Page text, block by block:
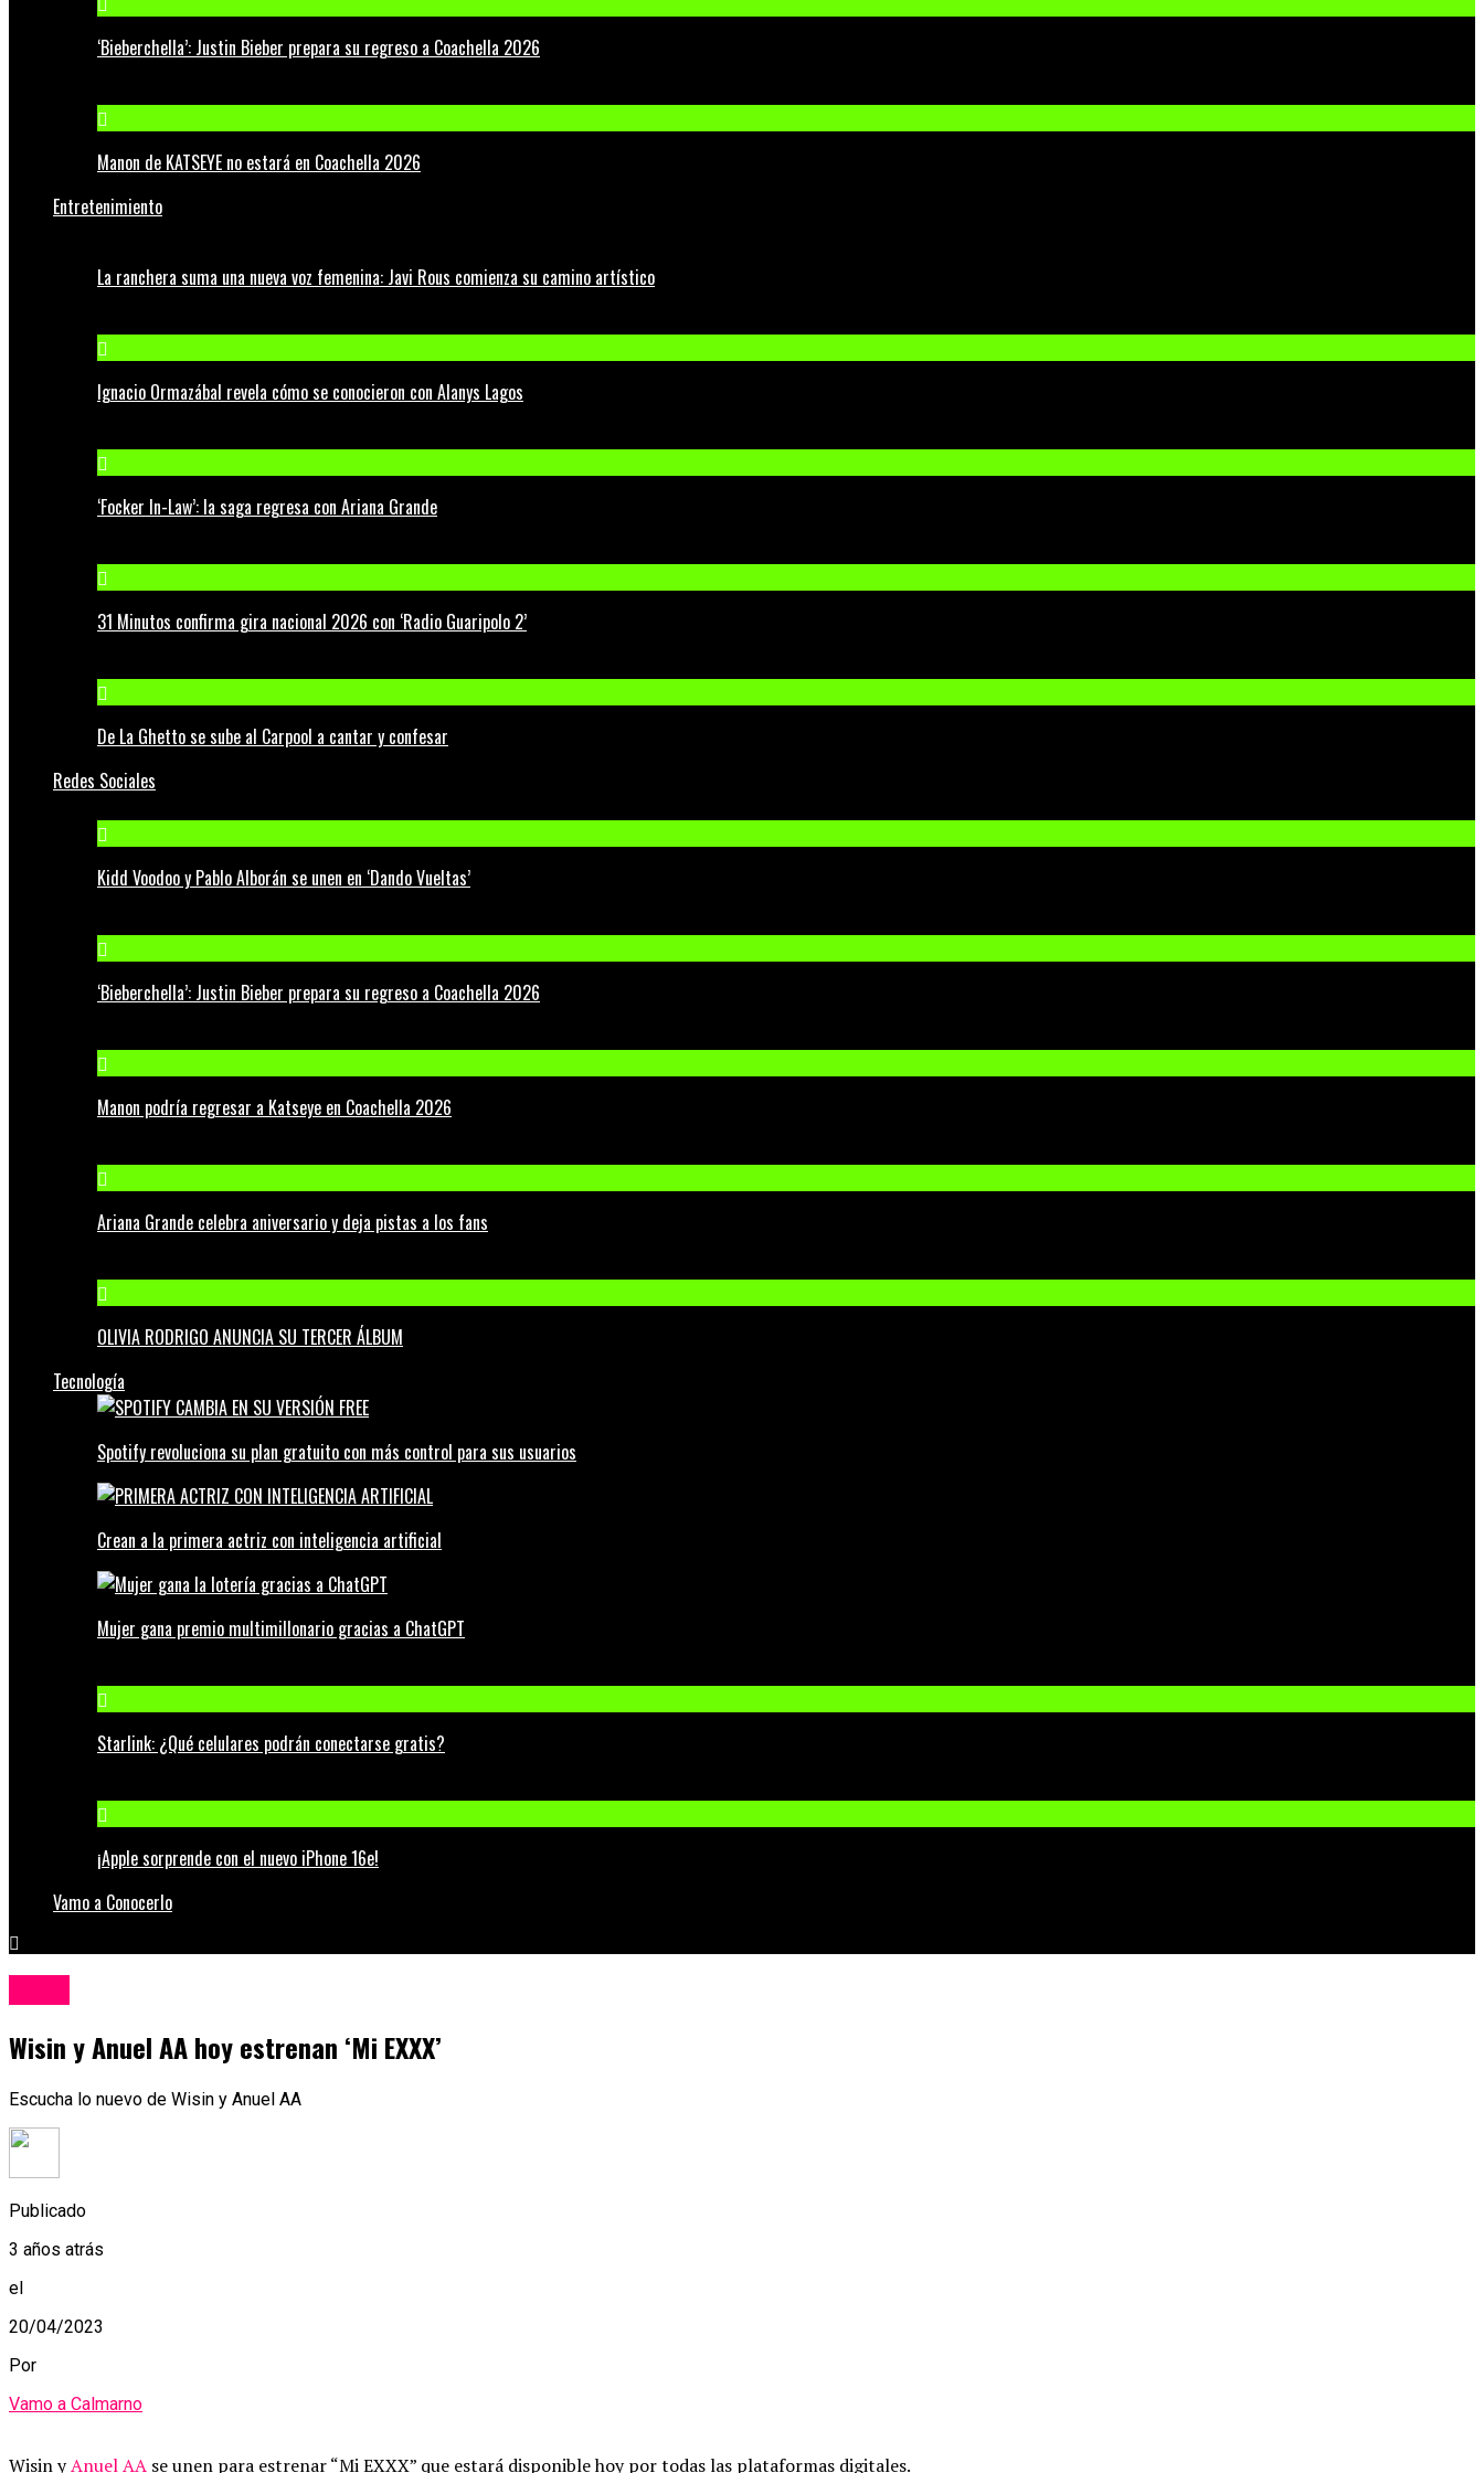
‘Bieberchella’: Justin Bieber prepara su regreso a Coachella 2026
Manon de KATSEYE no estará en Coachella 2026
Entretenimiento
La ranchera suma una nueva voz femenina: Javi Rous comienza su camino artístico
Ignacio Ormazábal revela cómo se conocieron con Alanys Lagos
‘Focker In-Law’: la saga regresa con Ariana Grande
31 Minutos confirma gira nacional 2026 con ‘Radio Guaripolo 2’
De La Ghetto se sube al Carpool a cantar y confesar
Redes Sociales
Kidd Voodoo y Pablo Alborán se unen en ‘Dando Vueltas’
‘Bieberchella’: Justin Bieber prepara su regreso a Coachella 2026
Manon podría regresar a Katseye en Coachella 2026
Ariana Grande celebra aniversario y deja pistas a los fans
OLIVIA RODRIGO ANUNCIA SU TERCER ÁLBUM
Tecnología
Spotify revoluciona su plan gratuito con más control para sus usuarios
Crean a la primera actriz con inteligencia artificial
Mujer gana premio multimillonario gracias a ChatGPT
Starlink: ¿Qué celulares podrán conectarse gratis?
¡Apple sorprende con el nuevo iPhone 16e!
Vamo a Conocerlo
Wisin y Anuel AA hoy estrenan ‘Mi EXXX’
Escucha lo nuevo de Wisin y Anuel AA
Publicado
3 años atrás
el
20/04/2023
Por
Vamo a Calmarno
Wisin yAnuel AA se unen para estrenar “Mi EXXX” que estará disponible hoy por todas las plataformas digitales.